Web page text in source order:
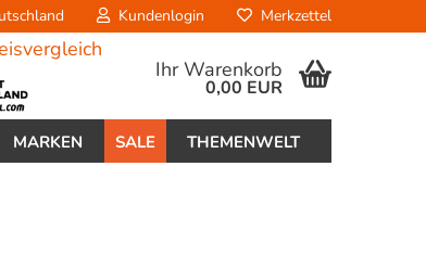
Kundenlogin Merkzettel
Ihr Warenkorb
0,00 EUR
MARKEN SALE THEMENWELT